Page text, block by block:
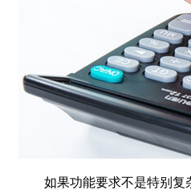
如果功能要求不是特别复